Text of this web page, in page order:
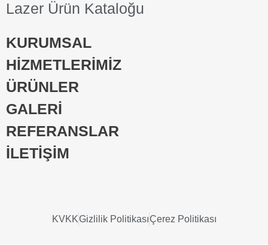
Lazer Ürün Kataloğu
KURUMSAL
HİZMETLERİMİZ
ÜRÜNLER
GALERİ
REFERANSLAR
İLETİŞİM
KVKKGizlilik PolitikasıÇerez Politikası